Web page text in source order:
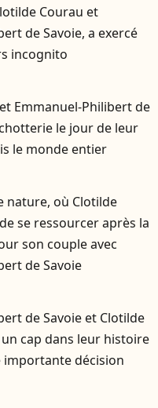
Courau et
de Savoie, a exercé
incognito
Emmanuel-Philibert de
le jour de leur
le monde entier
nature, où Clotilde
se ressourcer après la
son couple avec
de Savoie
de Savoie et Clotilde
cap dans leur histoire
décision